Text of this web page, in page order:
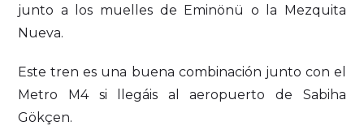
junto a los muelles de Eminönü o la Mezquita
Nueva.
Este tren es una buena combinación junto con el
Metro M4 si llegáis al aeropuerto de Sabiha
Gökçen.